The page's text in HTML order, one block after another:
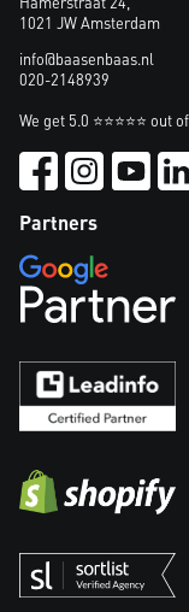
1021 JW Amsterdam
info@baasenbaas.nl
020-2148939
We get 5.0 ⭐⭐⭐⭐⭐
Partners